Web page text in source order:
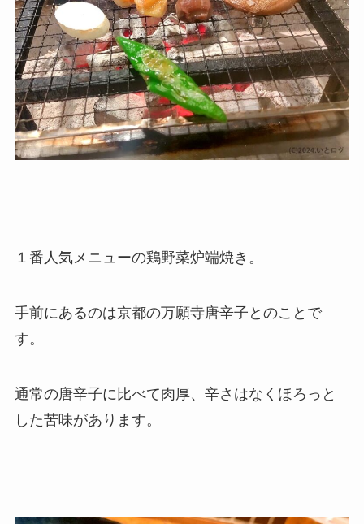
１番人気メニューの鶏野菜炉端焼き。
手前にあるのは京都の万願寺唐辛子とのことで
す。
通常の唐辛子に比べて肉厚、辛さはなくほろっと
した苦味があります。